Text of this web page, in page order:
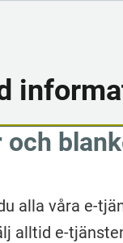
och
alla våra e-
alltid e-